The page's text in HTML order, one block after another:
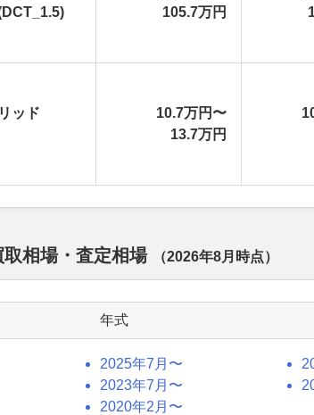
105.7万円
ッド
10.7万円〜
13.7万円
相場・査定相場 （2026年8月 時点）
年式
2025年7月〜
2023年7月〜
2020年2月〜